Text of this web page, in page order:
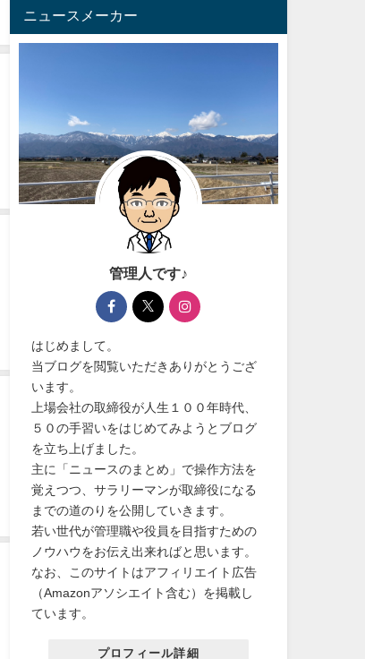
ニュースメーカー
管理人です♪
はじめまして。
当ブログを閲覧いただきありがとうござ
います。
上場会社の取締役が人生１００年時代、
５０の手習いをはじめてみようとブログ
を立ち上げました。
主に「ニュースのまとめ」で操作方法を
覚えつつ、サラリーマンが取締役になる
までの道のりを公開していきます。
若い世代が管理職や役員を目指すための
ノウハウをお伝え出来ればと思います。
なお、このサイトはアフィリエイト広告
（Amazonアソシエイト含む）を掲載し
ています。
プロフィール詳細